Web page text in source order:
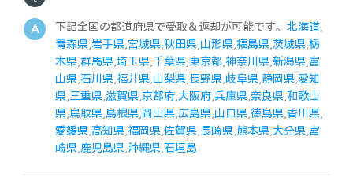
下記全国の都道府県で受取＆返却が可能です。 北海道
青森県 岩手県 宮城県 秋田県 山形県 福島県 茨城県 栃
木県 群馬県 埼玉県 千葉県 東京都 神奈川県 新潟県 富
山県 石川県 福井県 山梨県 長野県 岐阜県 静岡県 愛知
県 三重県 滋賀県 京都府 大阪府 兵庫県 奈良県 和歌山
県 鳥取県 島根県 岡山県 広島県 山口県 徳島県 香川県
愛媛県 高知県 福岡県 佐賀県 長崎県 熊本県 大分県 宮
崎県 鹿児島県 沖縄県 石垣島